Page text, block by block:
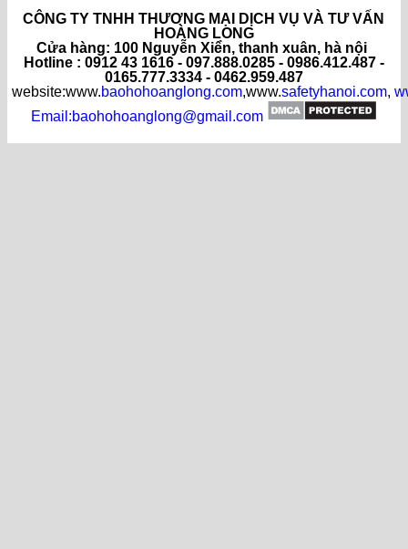
CÔNG TY TNHH THƯƠNG MẠI DỊCH VỤ VÀ TƯ VẤN
HOÀNG LONG
Cửa hàng: 100 Nguyễn Xiển, thanh xuân, hà nội
Hotline : 0912 43 1616 - 097.888.0285 - 0986.412.487 -
0165.777.3334 - 0462.959.487
website:www.baohohoanglong.com,www.safetyhanoi.com,
Email:baohohoanglong@gmail.com